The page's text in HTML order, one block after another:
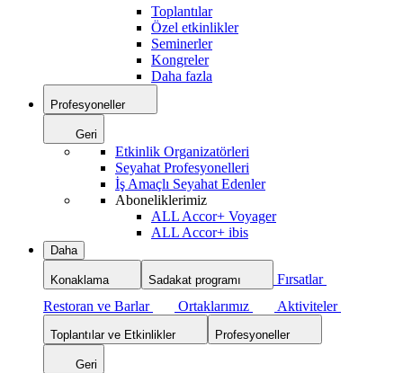
Toplantılar
Özel etkinlikler
Seminerler
Kongreler
Daha fazla
Profesyoneller
Geri
Etkinlik Organizatörleri
Seyahat Profesyonelleri
İş Amaçlı Seyahat Edenler
Aboneliklerimiz
ALL Accor+ Voyager
ALL Accor+ ibis
Daha
Konaklama Sadakat programı
Fırsatlar
Restoran ve Barlar
Ortaklarımız Aktiviteler
Toplantılar ve Etkinlikler Profesyoneller
Geri